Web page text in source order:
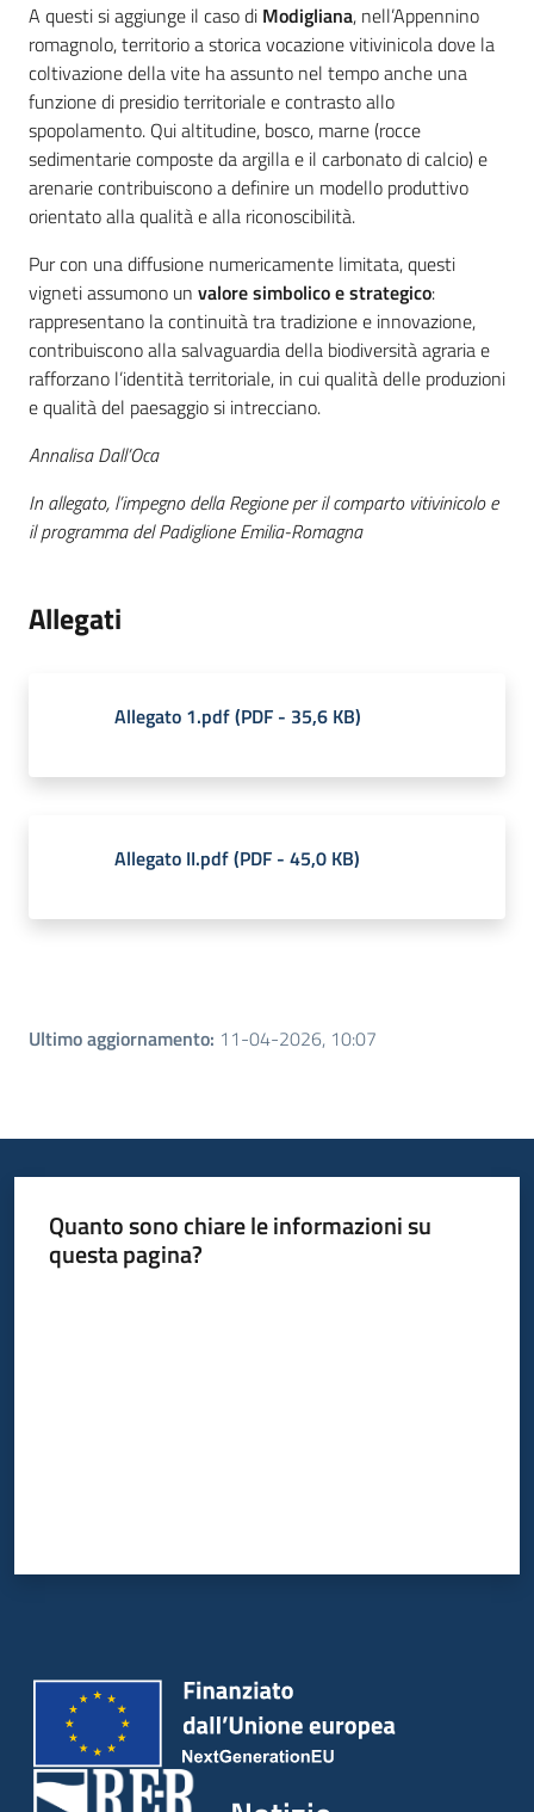
A questi si aggiunge il caso di Modigliana, nell’Appennino
romagnolo, territorio a storica vocazione vitivinicola dove la
coltivazione della vite ha assunto nel tempo anche una
funzione di presidio territoriale e contrasto allo
spopolamento. Qui altitudine, bosco, marne (rocce
sedimentarie composte da argilla e il carbonato di calcio)e
arenarie contribuiscono a definire un modello produttivo
orientato alla qualità e alla riconoscibilità.
Pur con una diffusione numericamente limitata, questi
vigneti assumono un valore simbolico e strategico:
rappresentano la continuità tra tradizione e innovazione,
contribuiscono alla salvaguardia della biodiversità agraria e
rafforzano l’identità territoriale, in cui qualità delle produzioni
e qualità del paesaggio si intrecciano.
Annalisa Dall’Oca
In allegato, l’impegno della Regione per il comparto vitivinicolo e
il programma del Padiglione Emilia-Romagna
Allegati
Allegato 1.pdf(PDF - 35,6 KB)
Allegato II.pdf(PDF - 45,0 KB)
Ultimo aggiornamento: 11-04-2026, 10:07
Quanto sono chiare le informazioni su
questa pagina?